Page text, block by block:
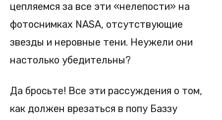
цепляемся за все эти «нелепости» на
фотоснимках NASA, отсутствующие
звезды и неровные тени. Неужели они
настолько убедительны?
Да бросьте! Все эти рассуждения о том,
как должен врезаться в попу Баззу